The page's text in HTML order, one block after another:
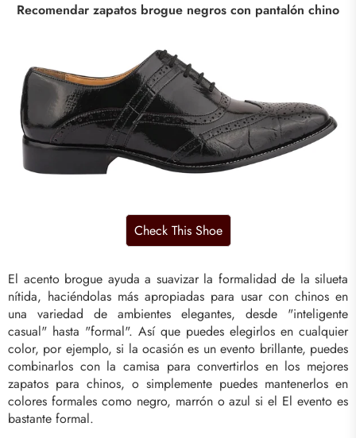
Recomendar zapatos brogue negros con pantalón chino
El acento brogue ayuda a suavizar la formalidad de la silueta
nítida, haciéndolas más apropiadas para usar con chinos en
una variedad de ambientes elegantes, desde "inteligente
casual" hasta "formal". Así que puedes elegirlos en cualquier
color, por ejemplo, si la ocasión es un evento brillante, puedes
combinarlos con la camisa para convertirlos en los mejores
zapatos para chinos, o simplemente puedes mantenerlos en
colores formales como negro, marrón o azul si el El evento es
bastante formal.